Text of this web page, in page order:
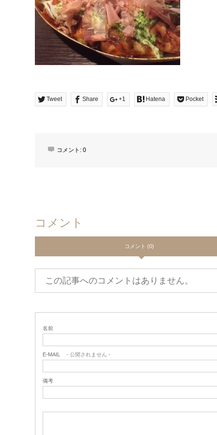
Tweet Share +1 Hatena Pocket
コメント: 0
コメント
コメント (0)
この記事へのコメントはありません。
名前
E-MAIL - 公開されません -
備考